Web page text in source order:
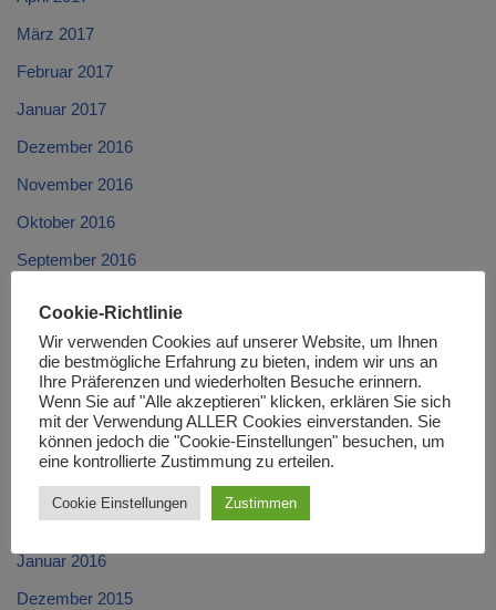
März 2017
Februar 2017
Januar 2017
Dezember 2016
November 2016
Oktober 2016
September 2016
Juli 2016
Juni 2016
Mai 2016
April 2016
März 2016
Februar 2016
Januar 2016
Dezember 2015
Cookie-Richtlinie
Wir verwenden Cookies auf unserer Website, um Ihnen
die bestmögliche Erfahrung zu bieten, indem wir uns an
Ihre Präferenzen und wiederholten Besuche erinnern.
Wenn Sie auf "Alle akzeptieren" klicken, erklären Sie sich
mit der Verwendung ALLER Cookies einverstanden. Sie
können jedoch die "Cookie-Einstellungen" besuchen, um
eine kontrollierte Zustimmung zu erteilen.
Cookie Einstellungen Zustimmen